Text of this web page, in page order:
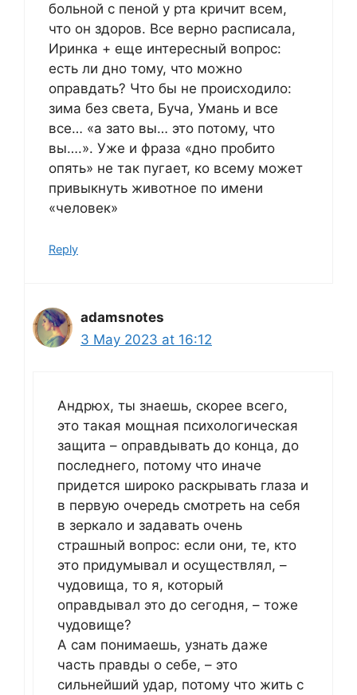
больной с пеной у рта кричит всем,
что он здоров. Все верно расписала,
Иринка + еще интересный вопрос:
есть ли дно тому, что можно
оправдать? Что бы не происходило:
зима без света, Буча, Умань и все
все… «а зато вы… это потому, что
вы….». Уже и фраза «дно пробито
опять» не так пугает, ко всему может
привыкнуть животное по имени
«человек»
Reply
adamsnotes
3 May 2023 at 16:12
Андрюх, ты знаешь, скорее всего,
это такая мощная психологическая
защита – оправдывать до конца, до
последнего, потому что иначе
придется широко раскрывать глаза и
в первую очередь смотреть на себя
в зеркало и задавать очень
страшный вопрос: если они, те, кто
это придумывал и осуществлял, –
чудовища, то я, который
оправдывал это до сегодня, – тоже
чудовище?
А сам понимаешь, узнать даже
часть правды о себе, – это
сильнейший удар, потому что жить с